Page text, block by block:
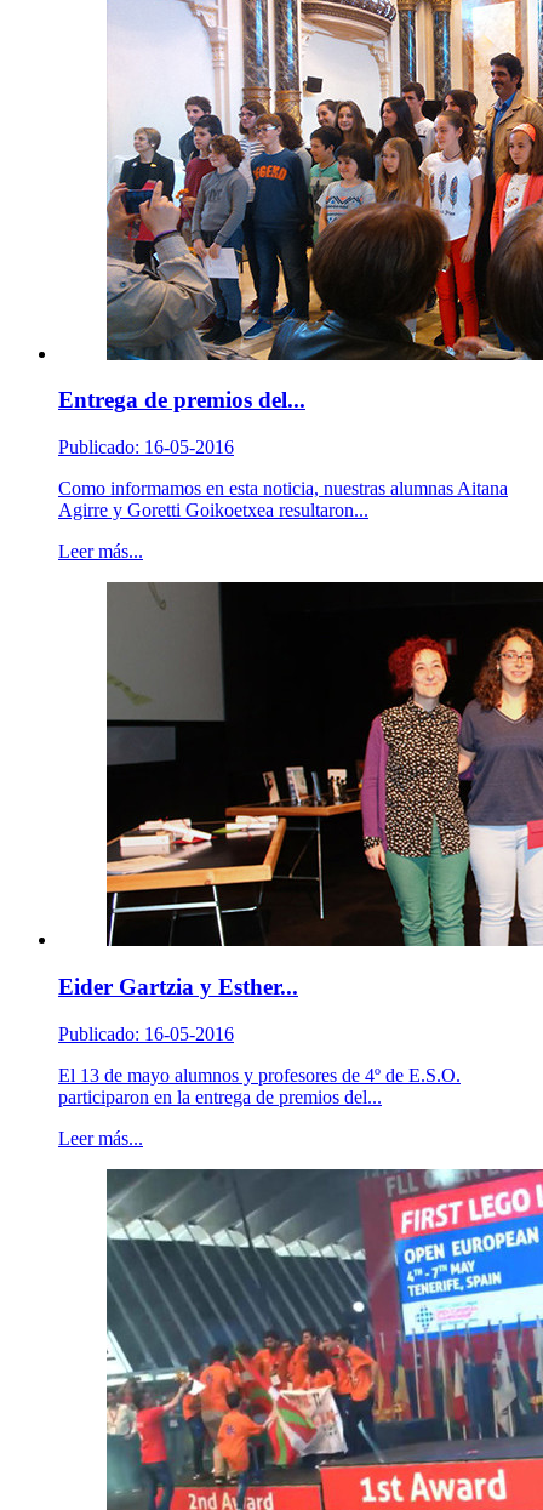
Entrega de premios del...
Publicado: 16-05-2016
Como informamos en esta noticia, nuestras alumnas Aitana
Agirre y Goretti Goikoetxea resultaron...
Leer más...
Eider Gartzia y Esther...
Publicado: 16-05-2016
El 13 de mayo alumnos y profesores de 4º de E.S.O.
participaron en la entrega de premios del...
Leer más...